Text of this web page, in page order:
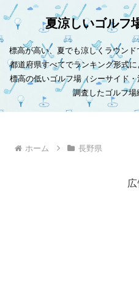
夏涼しいゴルフ
標高が高い、夏でも涼しくラウン
都道府県すべてでランキング形式
標高の低いゴルフ場（シーサイド
調査したゴルフ場
ホーム 長野県